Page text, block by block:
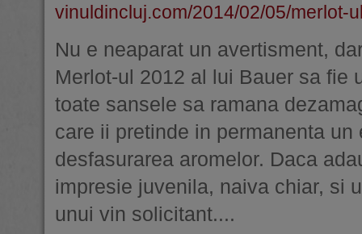
vinuldincluj.com/2014/02/05/merlot-
Nu e neaparat un avertisment,
Merlot-ul 2012 al lui Bauer sa fie
toate sansele sa ramana
care ii pretinde in permanenta
desfasurarea aromelor. Daca
impresie juvenila, naiva chiar, si
unui vin solicitant....